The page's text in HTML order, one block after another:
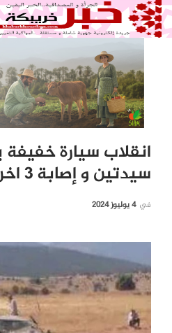
انقلاب سيارة خفيفة
سيدتين و إصابة 3 اخرين بازيلال
في 4 يوليوز 2024